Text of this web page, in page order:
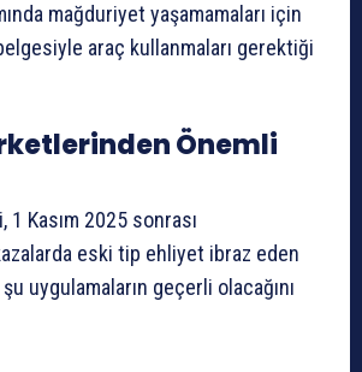
mağduriyet yaşamamaları için
araç kullanmaları gerektiği
Önemli
Kasım 2025 sonrası
eski tip ehliyet ibraz eden
uygulamaların geçerli olacağını